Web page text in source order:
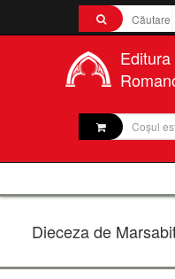
Coșul
Dieceza de